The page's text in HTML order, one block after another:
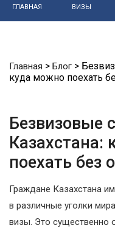
ГЛАВНАЯ ВИЗЫ
Главная > Блог >
куда можно поехать
Безвизовые
Казахстана:
поехать без
Граждане Казахстана
в различные уголки
визы. Это существенно